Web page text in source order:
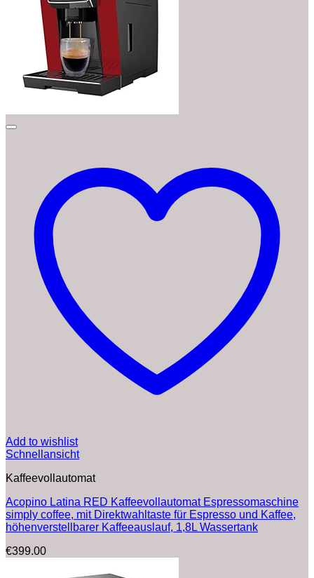
Add to wishlist
Schnellansicht
Kaffeevollautomat
Acopino Latina RED Kaffeevollautomat Espressomaschine
simply coffee, mit Direktwahltaste für Espresso und Kaffee,
höhenverstellbarer Kaffeeauslauf, 1,8L Wassertank
€399.00